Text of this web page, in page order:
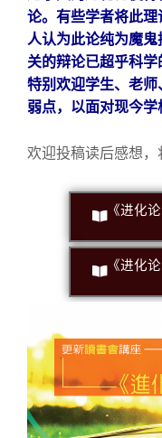
论。有些学者将此
人认为此论纯为魔
关的辩论已超乎科学
特别欢迎学生、老
弱点，以面对现今学
欢迎投稿读后感想
《进化
《进化